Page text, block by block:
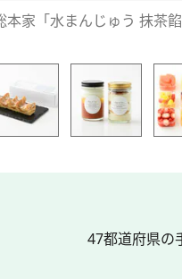
本家「水まんじゅう 抹茶
47都道府県の